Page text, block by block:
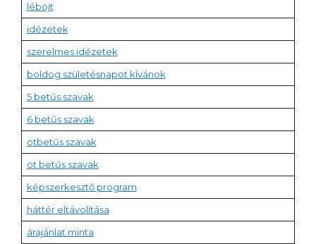
léböjt
idézetek
szerelmes idézetek
boldog születésnapot kívánok
5 betűs szavak
6 betűs szavak
ötbetűs szavak
öt betűs szavak
képszerkesztő program
háttér eltávolítása
árajánlat minta